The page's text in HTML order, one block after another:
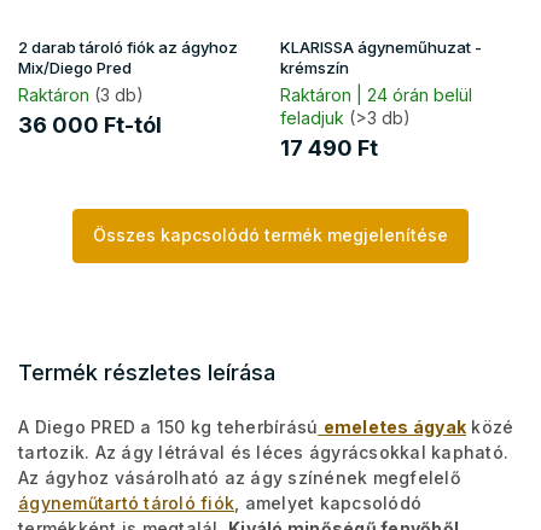
2 darab tároló fiók az ágyhoz
Mix/Diego Pred
Raktáron (3 db)
36 000 Ft-tól
KLARISSA ágyneműhuzat -
krémszín
Raktáron | 24 órán belül
feladjuk (>3 db)
17 490 Ft
Összes kapcsolódó termék megjelenítése
Termék részletes leírása
A Diego PRED a 150 kg teherbírású emeletes ágyak közé
tartozik. Az ágy létrával és léces ágyrácsokkal kapható.
Az ágyhoz vásárolható az ágy színének megfelelő
ágyneműtartó tároló fiók , amelyet kapcsolódó